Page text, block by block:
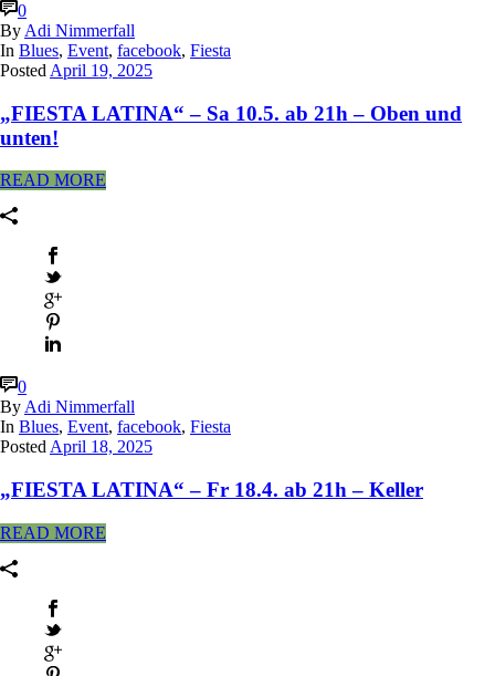
0
By Adi Nimmerfall
In Blues, Event, facebook, Fiesta
Posted April 19, 2025
„FIESTA LATINA“ – Sa 10.5. ab 21h – Oben und
unten!
READ MORE
0
ByAdi Nimmerfall
In Blues, Event, facebook, Fiesta
PostedApril 18, 2025
„FIESTA LATINA“ – Fr 18.4. ab 21h – Keller
READ MORE